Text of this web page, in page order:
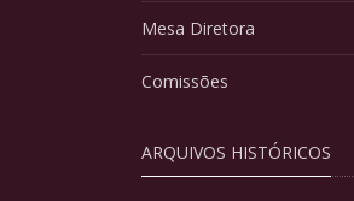
Mesa Diretora
Comissões
ARQUIVOS HISTÓRICOS